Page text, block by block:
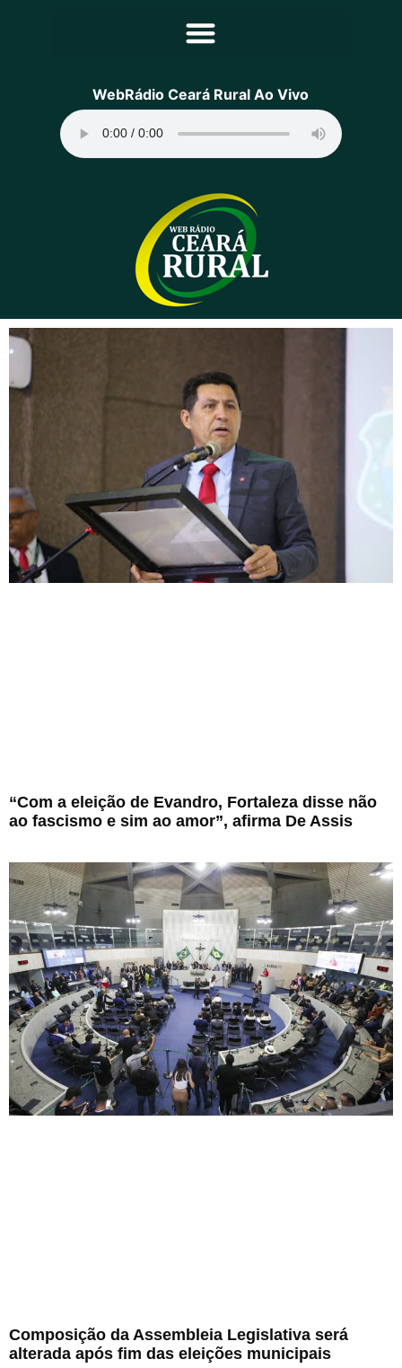
Principal
Programação
Equipe
Contato
Sobre
WebRádio Ceará Rural Ao Vivo
“Com a eleição de Evandro, Fortaleza disse não
ao fascismo e sim ao amor”, afirma De Assis
Composição da Assembleia Legislativa será
alterada após fim das eleições municipais